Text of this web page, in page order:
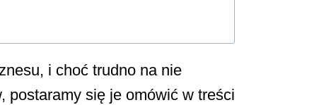
i choć trudno na nie
postaramy się je omówić w treści